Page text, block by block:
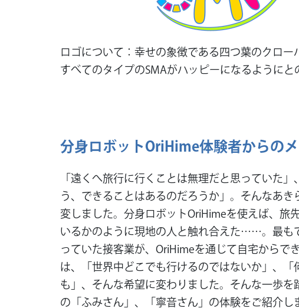
ロゴについて：幸せの象徴である四つ葉のクロー
すべてのタイプのSMAがハッピーになるように
分身ロボットOriHime体験者からの
「遠くへ旅行に行くことは無理だと思っていた」
う、できることはあるのだろうか」。そんなあき
変しました。分身ロボットOriHimeを使えば、旅
いるかのように現地の人と触れ合えた……。最も
っていた接客業が、OriHimeを通じて自宅から
は、「世界中どこでも行けるのではないか」、「
も」、そんな希望に変わりました。そんな一歩を
の「ふみさん」、「寧音さん」の体験をご紹介し